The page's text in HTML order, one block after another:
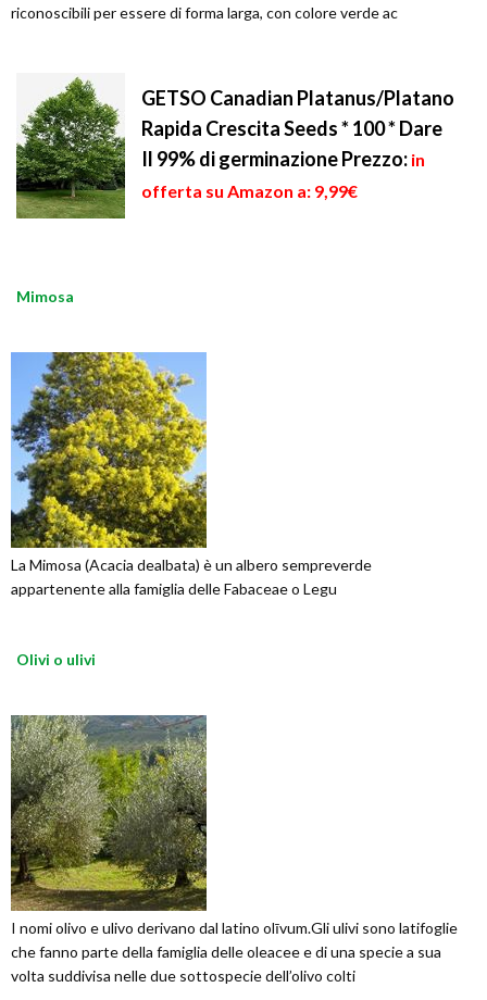
riconoscibili per essere di forma larga, con colore verde ac
GETSO Canadian Platanus/Platano
Rapida Crescita Seeds * 100 * Dare
Il 99% di germinazionePrezzo: in
offerta su Amazon a: 9,99€
Mimosa
La Mimosa (Acacia dealbata) è un albero sempreverde
appartenente alla famiglia delle Fabaceae o Legu
Olivi o ulivi
I nomi olivo e ulivo derivano dal latino olīvum.Gli ulivi sono latifoglie
che fanno parte della famiglia delle oleacee e di una specie a sua
volta suddivisa nelle due sottospecie dell’olivo colti